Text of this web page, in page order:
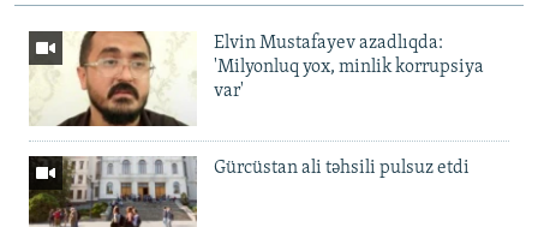
Elvin Mustafayev azadlıqda:
'Milyonluq yox, minlik korrupsiya
var'
Gürcüstan ali təhsili pulsuz etdi